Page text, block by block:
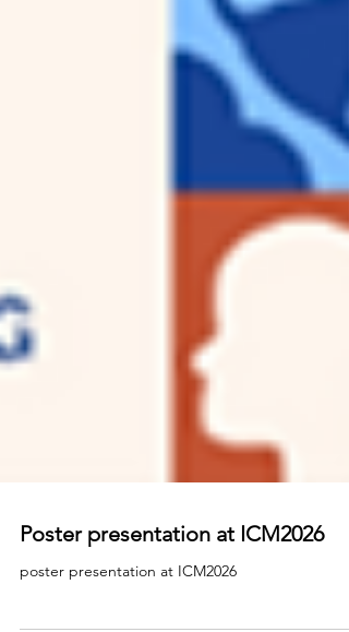
Poster presentation at ICM2026